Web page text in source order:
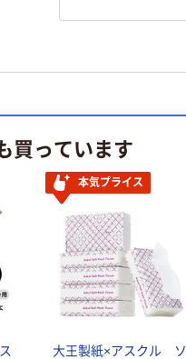
買っています
本気プライス
大王製紙×アスクル ソ